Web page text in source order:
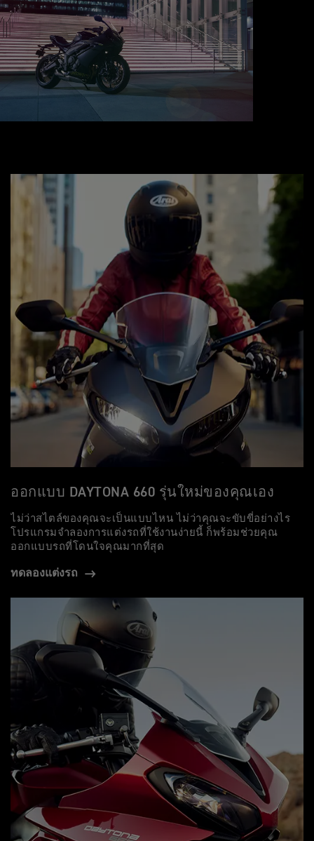
ออกแบบ DAYTONA 660 รุ่นใหม่ของคุณเอง
ไม่ว่าสไตล์ของคุณจะเป็นแบบไหน ไม่ว่าคุณจะขับขี่อย่างไร
โปรแกรมจำลองการแต่งรถที่ใช้งานง่ายนี้ ก็พร้อมช่วยคุณ
ออกแบบรถที่โดนใจคุณมากที่สุด
ทดลองแต่งรถ